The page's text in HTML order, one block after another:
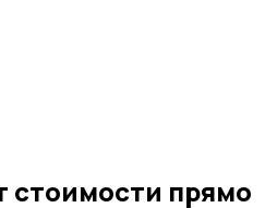
стоимости прямо